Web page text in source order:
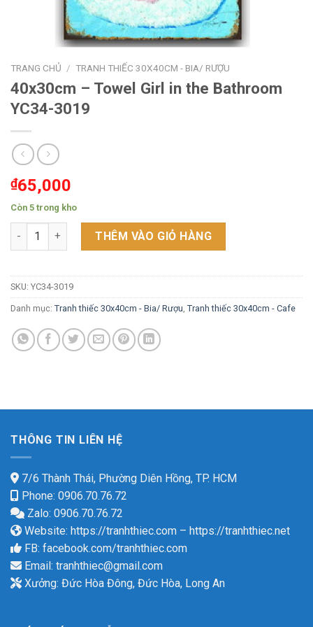
TRANG CHỦ / TRANH THIẾC 30X40CM - BIA/ RƯỢU
40x30cm – Towel Girl in the Bathroom
YC34-3019
₫65,000
Còn 5 trong kho
40x30cm - Towel Girl in the Bathroom YC34-3019 số lượng
THÊM VÀO GIỎ HÀNG
SKU: YC34-3019
Danh mục: Tranh thiếc 30x40cm - Bia/ Rượu, Tranh thiếc 30x40cm - Cafe
THÔNG TIN LIÊN HỆ
7/6 Thành Thái, Phường Diên Hồng, TP. HCM
Phone: 0906.70.76.72
Zalo: 0906.70.76.72
Website: https://tranhthiec.com – https://tranhthiec.net
FB: facebook.com/tranhthiec.com
Email: tranhthiec@gmail.com
Xưởng: Đức Hòa Đông, Đức Hòa, Long An